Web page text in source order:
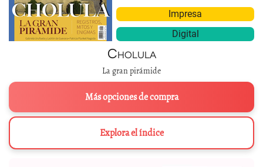
Impresa
Digital
Cholula
La gran pirámide
Más opciones de compra
Explora el índice